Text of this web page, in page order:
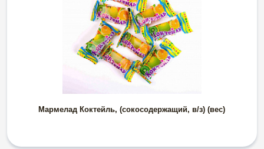
Мармелад Коктейль, (сокосодержащий, в/з) (вес)